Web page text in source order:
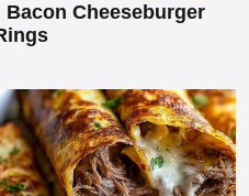
Bacon Cheeseburger